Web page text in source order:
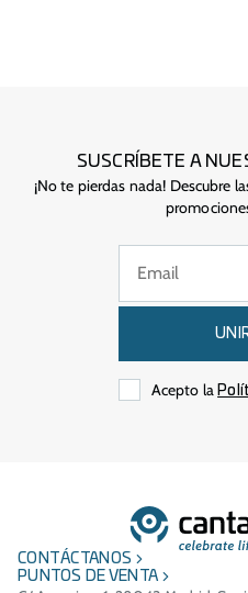
SUSCRÍBETE A
¡No te pierdas nada! Descubre
Acepto la
CONTÁCTANOS
PUNTOS DE VENTA